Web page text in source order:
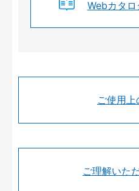
Webカタ
ご使用
ご理解いた